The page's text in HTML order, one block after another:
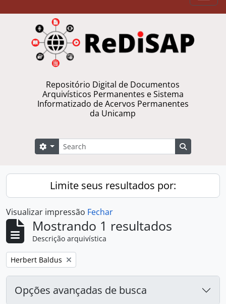
Repositório Digital de Documentos
Arquivísticos Permanentes e Sistema
Informatizado de Acervos Permanentes
da Unicamp
Buscar
Opções de busca
Limite seus resultados por:
Visualizar impressão Fechar
Mostrando 1 resultados
Descrição arquivística
Remover filtro:
Herbert Baldus
Opções avançadas de busca